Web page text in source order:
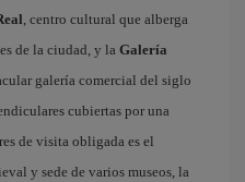
, centro cultural que alberga
de la ciudad, y la Galería
galería comercial del siglo
cubiertas por una
de visita obligada es el
y sede de varios museos, la